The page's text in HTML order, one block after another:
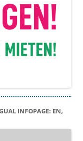
INFOPAGE: EN,